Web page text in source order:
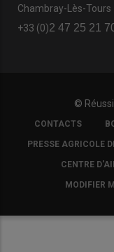
Chambray-Lès-Tours
+33 (0)2 47 25 21
©
FOOTER
COPYRIGHT
CONTACTS
PRESSE AGRICOLE
CENTRE
MODIFIER